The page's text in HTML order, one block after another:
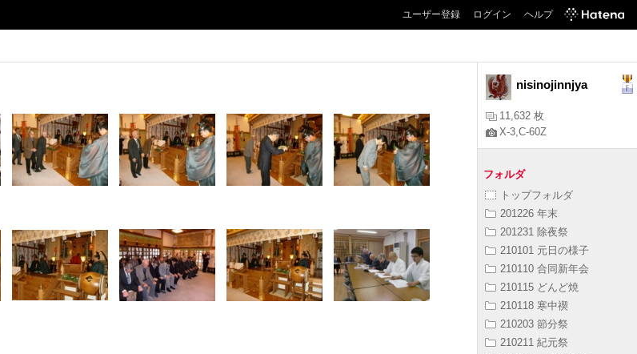
ユーザー登録 ログイン ヘルプ
nisinojinnjya
11,632 枚
X-3,C-60Z
フォルダ
トップフォルダ
201226 年末
201231 除夜祭
210101 元日の様子
210110 合同新年会
210115 どんど焼
210118 寒中禊
210203 節分祭
210211 紀元祭